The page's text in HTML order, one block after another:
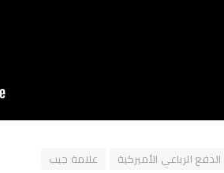
الرباعي الأميركية علامة جيب